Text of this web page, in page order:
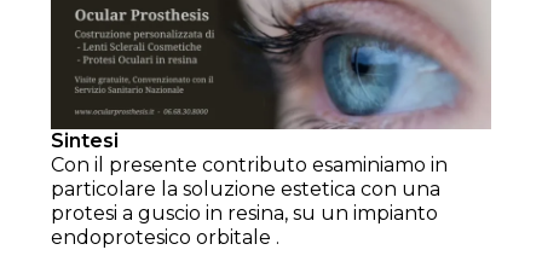
Sintesi
Con il presente contributo esaminiamo in
particolare la soluzione estetica con una
protesi a guscio in resina, su un impianto
endoprotesico orbitale .